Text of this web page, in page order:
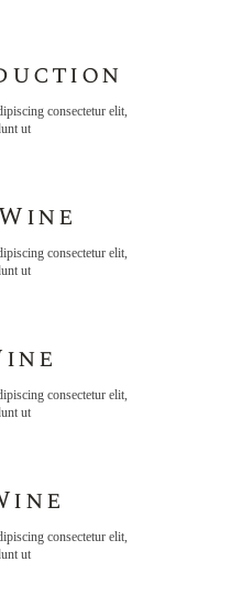
consectetur elit,
ut
consectetur elit,
ut
consectetur elit,
ut
consectetur elit,
ut